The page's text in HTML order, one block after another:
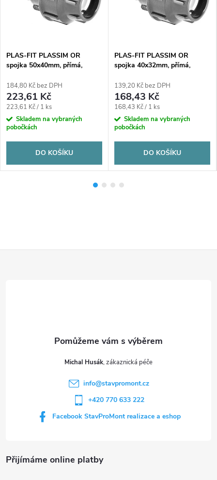
PLAS-FIT PLASSIM OR
spojka 50x40mm, přímá,
plast
184,80 Kč bez DPH
223,61 Kč
Měrná
cena:
223,61 Kč / 1 ks
Skladem na vybraných
pobočkách
DO KOŠÍKU
PLAS-FIT PLASSIM OR
spojka 40x32mm, přímá,
plast
139,20 Kč bez DPH
168,43 Kč
Měrná
cena:
168,43 Kč / 1 ks
Skladem na vybraných
pobočkách
DO KOŠÍKU
Přijímáme online platby
Michal Husák
info@stavpromont.cz
+420 770 633 222
Facebook StavProMont realizace a eshop